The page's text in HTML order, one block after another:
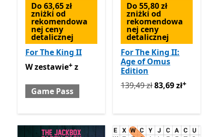
Do 63,65 zł
zniżki od
rekomendowa
nej ceny
detalicznej
For The King II
W zestawie z Game Pass
Oferty zakupu w aplikacji
W zestawie+ z
Game Pass
Do 55,80 zł
zniżki od
rekomendowa
nej ceny
detalicznej
For The King II:
Age of Omus
Edition
Pierwotnie 139,49 zł teraz
139,49 zł83,69 zł+